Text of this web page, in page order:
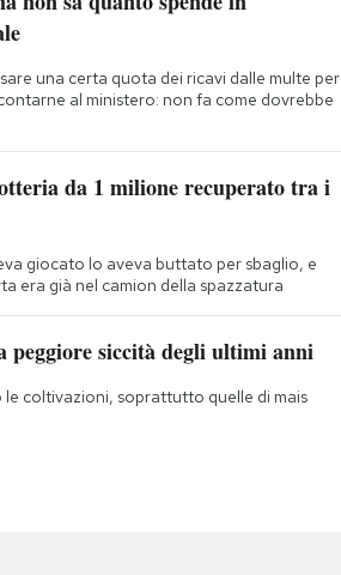
una certa quota dei ricavi dalle multe per
al ministero: non fa come dovrebbe
da 1 milione recuperato tra i
giocato lo aveva buttato per sbaglio, e
era già nel camion della spazzatura
peggiore siccità degli ultimi anni
le coltivazioni, soprattutto quelle di mais